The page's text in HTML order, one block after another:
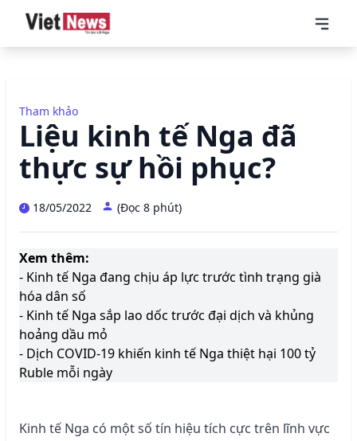
Tham khảo
Liệu kinh tế Nga đã
thực sự hồi phục?
18/05/2022 (Đọc 8 phút)
Xem thêm:
- Kinh tế Nga đang chịu áp lực trước tình trạng già
hóa dân số
- Kinh tế Nga sắp lao dốc trước đại dịch và khủng
hoảng dầu mỏ
- Dịch COVID-19 khiến kinh tế Nga thiệt hại 100 tỷ
Ruble mỗi ngày
Kinh tế Nga có một số tín hiệu tích cực trên lĩnh vực